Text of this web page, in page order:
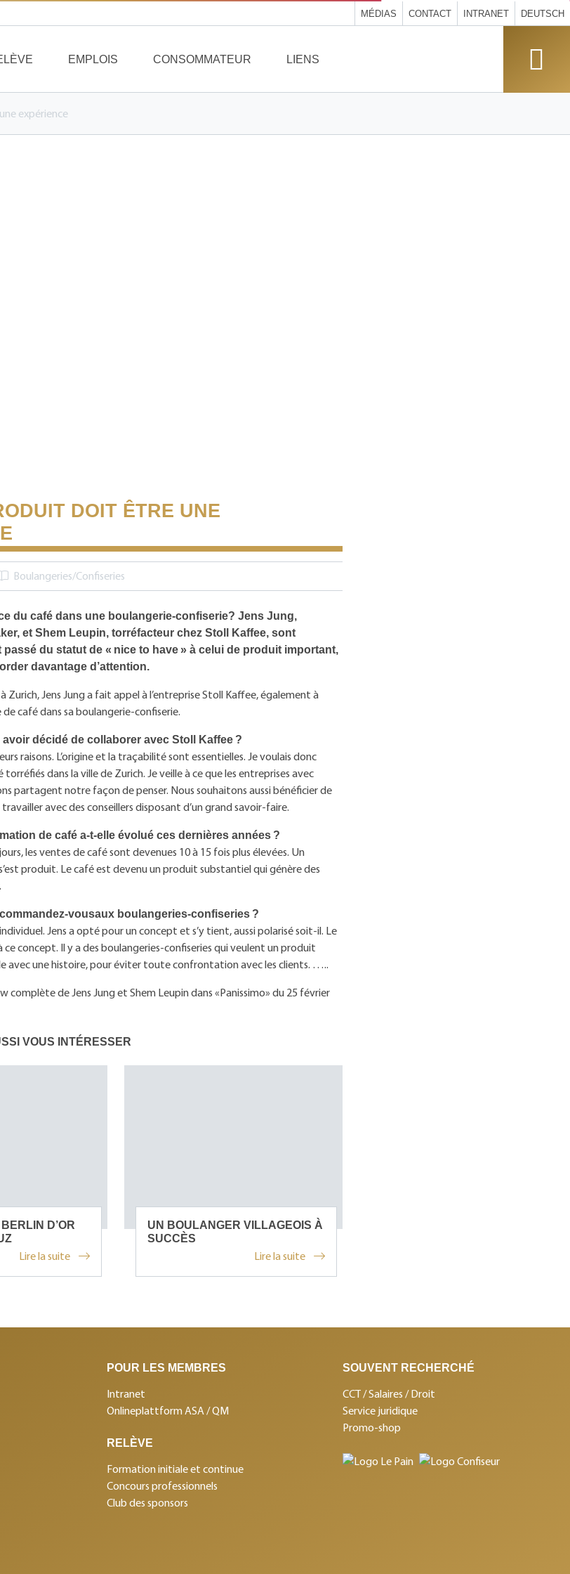
MÉDIAS CONTACT INTRANET DEUTSCH
EMPLOIS CONSOMMATEUR LIENS
expérience
DOIT ÊTRE UNE
Boulangeries/Confiseries
du café dans une boulangerie-confiserie? Jens Jung,
et Shem Leupin, torréfacteur chez Stoll Kaffee, sont
passé du statut de « nice to have » à celui de produit important,
davantage d’attention.
Zurich, Jens Jung a fait appel à l’entreprise Stoll Kaffee, également à
café dans sa boulangerie-confiserie.
décidé de collaborer avec Stoll Kaffee ?
raisons. L’origine et la traçabilité sont essentielles. Je voulais donc
dans la ville de Zurich. Je veille à ce que les entreprises avec
partagent notre façon de penser. Nous souhaitons aussi bénéficier de
avec des conseillers disposant d’un grand savoir-faire.
de café a-t-elle évolué ces dernières années ?
les ventes de café sont devenues 10 à 15 fois plus élevées. Un
produit. Le café est devenu un produit substantiel qui génère des
vousaux boulangeries-confiseries ?
Jens a opté pour un concept et s’y tient, aussi polarisé soit-il. Le
concept. Il y a des boulangeries-confiseries qui veulent un produit
avec une histoire, pour éviter toute confrontation avec les clients. …..
complète de Jens Jung et Shem Leupin dans «Panissimo» du 25 février
VOUS INTÉRESSER
D’OR
Lire la suite
UN BOULANGER VILLAGEOIS À
SUCCÈS
Lire la suite
POUR LES MEMBRES
Intranet
Onlineplattform ASA / QM
RELÈVE
Formation initiale et continue
Concours professionnels
Club des sponsors
SOUVENT RECHERCHÉ
CCT / Salaires / Droit
Service juridique
Promo-shop